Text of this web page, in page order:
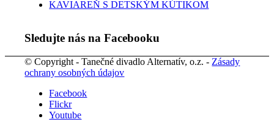
KAVIAREŇ S DETSKÝM KÚTIKOM
Sledujte nás na Facebooku
© Copyright - Tanečné divadlo Alternatív, o.z. - Zásady
ochrany osobných údajov
Facebook
Flickr
Youtube